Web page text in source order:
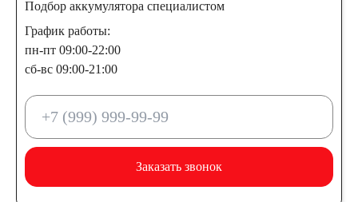
Подбор аккумулятора специалистом
График работы:
пн-пт 09:00-22:00
сб-вс 09:00-21:00
Заказать звонок